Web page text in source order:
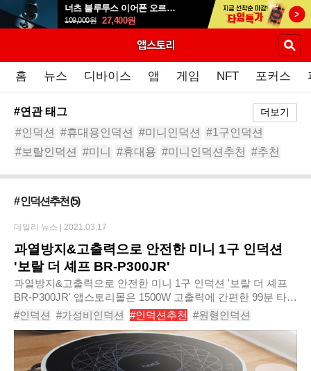
너츠 블루투스 이어폰 오르골 T90
109,000원 27,400원
홈 뉴스 디바이스 앱 게임 NFT 포커스
#연관 태그 더보기
#인덕션 #휴대용인덕션 #미니인덕션
#1구인덕션
#보랄인덕션
#미니 #휴대용 #미니인덕션추천
#추천
# 인덕션추천(5)
과열방지&고출력으로 안전한 미니 1구 인덕션
'보랄 더 셰프 BR-P300JR'
과열방지&고출력으로 안전한 미니 1구 인덕션 '보랄 더 셰프
BR-P300JR' 앱스토리몰은 1500W 고출력에 간편한 99분 타이
머 설정까지 가능한 ‘보랄 더 셰프 미니 원형 인덕션 BR-
P300JR’을 신규 출시한다고 밝혔다. ‘보랄 ..
#인덕션 #가성비인덕션 #인덕션추천 #원형인덕션
#보랄인덕션 #보랄 #1구인덕션 #미니인덕션
#미니인덕션추천
데일리 뉴스 | 2021.03.17